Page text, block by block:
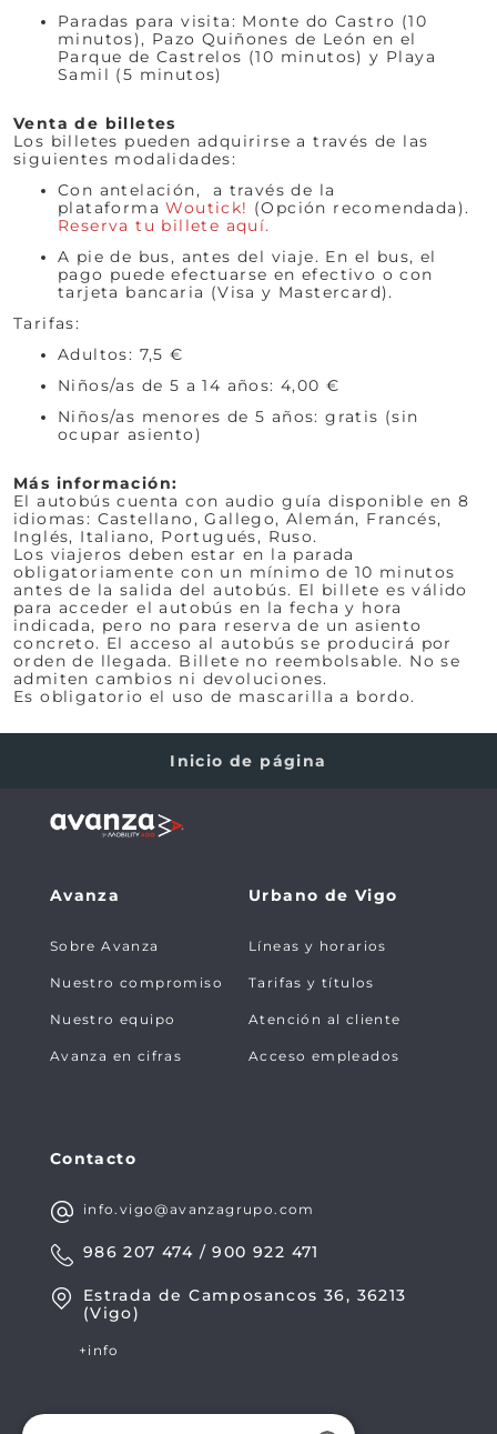
Paradas para visita: Monte do Castro (10
minutos), Pazo Quiñones de León en el
Parque de Castrelos (10 minutos) y Playa
Samil (5 minutos)
Venta de billetes
Los billetes pueden adquirirse a través de las
siguientes modalidades:
Con antelación, a través de la
plataformaWoutick! (Opción recomendada).
Reserva tu billete aquí.
A pie de bus, antes del viaje. En el bus, el
pago puede efectuarse en efectivo o con
tarjeta bancaria (Visa y Mastercard).
Tarifas:
Adultos: 7,5 €
Niños/as de 5 a 14 años: 4,00 €
Niños/as menores de 5 años: gratis (sin
ocupar asiento)
Más información:
El autobús cuenta con audio guía disponible en 8
idiomas: Castellano, Gallego, Alemán, Francés,
Inglés, Italiano, Portugués, Ruso.
Los viajeros deben estar en la parada
obligatoriamente con un mínimo de 10 minutos
antes de la salida del autobús. El billete es válido
para acceder el autobús en la fecha y hora
indicada, pero no para reserva de un asiento
concreto. El acceso al autobús se producirá por
orden de llegada. Billete no reembolsable. No se
admiten cambios ni devoluciones.
Es obligatorio el uso de mascarilla a bordo.
Inicio de página
Avanza
Sobre Avanza
Nuestro compromiso
Nuestro equipo
Avanza en cifras
Urbano de Vigo
Líneas y horarios
Tarifas y títulos
Atención al cliente
Acceso empleados
Contacto
info.vigo@avanzagrupo.com
986 207 474 / 900 922 471
Estrada de Camposancos 36, 36213
(Vigo)
+info